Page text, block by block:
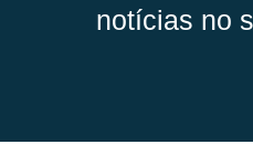
notícias no